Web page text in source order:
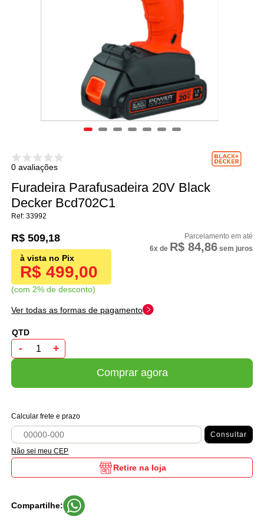
0 avaliações
Furadeira Parafusadeira 20V Black
Decker Bcd702C1
33992
R$ 499,00
com 2% de desconto
R$ 509,18
6x de R$ 84,86sem juros
Ver todas as formas de pagamento
- +
Comprar agora
Calcular frete e prazo
Consultar
Não sei meu CEP
Retire na loja
Compartilhe: